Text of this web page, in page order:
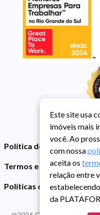
Política de Privacidade
Termos e Condições de
Políticas de Cookies
Este site usa
imóveis mais
você. Ao
com nossa
aceita os
relação entre
da